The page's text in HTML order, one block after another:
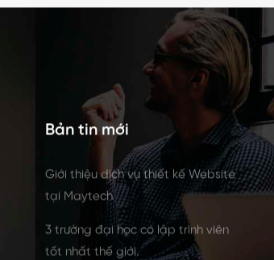
Bản tin mới
Giới thiệu dịch vụ thiết kế Website
tại Maytech
3 trường đại học có lập trình viên
tốt nhất thế giới.